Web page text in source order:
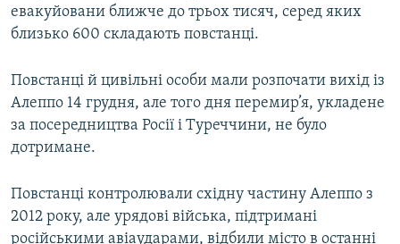
евакуйовани ближче до трьох тисяч, серед яких
близько 600 складають повстанці.
Повстанці й цивільні особи мали розпочати вихід із
Алеппо 14 грудня, але того дня перемир’я, укладене
за посередництва Росії і Туреччини, не було
дотримане.
Повстанці контролювали східну частину Алеппо з
2012 року, але урядові війська, підтримані
російськими авіаударами, відбили місто в останні